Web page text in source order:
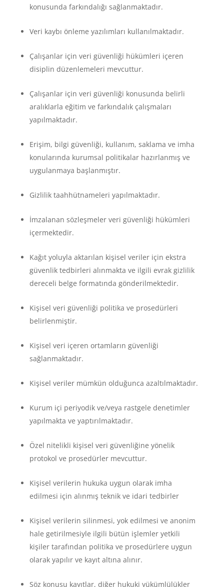
konusunda farkındalığı sağlanmaktadır.
Veri kaybı önleme yazılımları kullanılmaktadır.
Çalışanlar için veri güvenliği hükümleri içeren
disiplin düzenlemeleri mevcuttur.
Çalışanlar için veri güvenliği konusunda belirli
aralıklarla eğitim ve farkındalık çalışmaları
yapılmaktadır.
Erişim, bilgi güvenliği, kullanım, saklama ve imha
konularında kurumsal politikalar hazırlanmış ve
uygulanmaya başlanmıştır.
Gizlilik taahhütnameleri yapılmaktadır.
İmzalanan sözleşmeler veri güvenliği hükümleri
içermektedir.
Kağıt yoluyla aktarılan kişisel veriler için ekstra
güvenlik tedbirleri alınmakta ve ilgili evrak gizlilik
dereceli belge formatında gönderilmektedir.
Kişisel veri güvenliği politika ve prosedürleri
belirlenmiştir.
Kişisel veri içeren ortamların güvenliği
sağlanmaktadır.
Kişisel veriler mümkün olduğunca azaltılmaktadır.
Kurum içi periyodik ve/veya rastgele denetimler
yapılmakta ve yaptırılmaktadır.
Özel nitelikli kişisel veri güvenliğine yönelik
protokol ve prosedürler mevcuttur.
Kişisel verilerin hukuka uygun olarak imha
edilmesi için alınmış teknik ve idari tedbirler
Kişisel verilerin silinmesi, yok edilmesi ve anonim
hale getirilmesiyle ilgili bütün işlemler yetkili
kişiler tarafından politika ve prosedürlere uygun
olarak yapılır ve kayıt altına alınır.
Söz konusu kayıtlar, diğer hukuki yükümlülükler